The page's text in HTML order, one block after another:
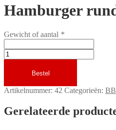
Hamburger
Gewicht of aantal *
Hamburger
runds
Bestel
Artikelnummer: 42 Categorieën:
Gerelateerde